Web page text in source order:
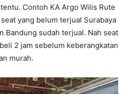
Contoh KA Argo Wilis Rute
yang belum terjual Surabaya
Bandung sudah terjual. Nah seat
2 jam sebelum keberangkatan
murah.